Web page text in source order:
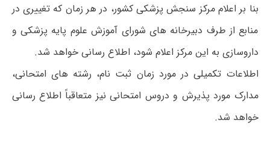
بنا بر اعلام مرکز سنجش پزشکی کشور، در هر زمان که تغییری در
منابع از طرف دبیرخانه های شورای آموزش علوم پایه پزشکی و
داروسازی به این مرکز اعلام شود، اطلاع رسانی خواهد شد.
اطلاعات تکمیلی در مورد زمان ثبت نام، رشته های امتحانی،
مدارک مورد پذیرش و دروس امتحانی نیز متعاقباً اطلاع رسانی
خواهد شد.